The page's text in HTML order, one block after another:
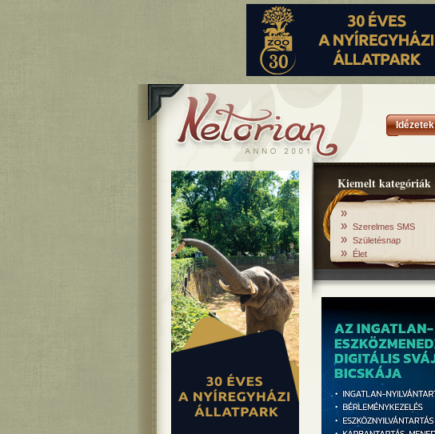
Idézetek
Kiemelt kategóriák
»
» Szerelmes SMS
» Születésnap
» Élet